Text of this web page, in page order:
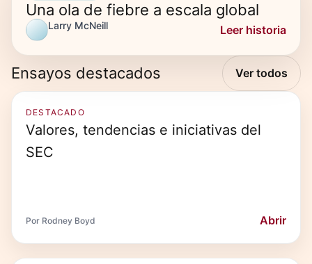
Una ola de fiebre a escala global
Larry McNeill Leer historia
Ensayos destacados Ver todos
DESTACADO
Valores, tendencias e iniciativas del
SEC
Por Rodney Boyd Abrir